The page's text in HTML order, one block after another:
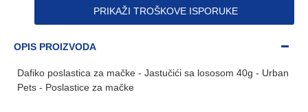
PRIKAŽI TROŠKOVE ISPORUKE
OPIS PROIZVODA
Dafiko poslastica za mačke - Jastučići sa lososom 40g - Urban
Pets - Poslastice za mačke